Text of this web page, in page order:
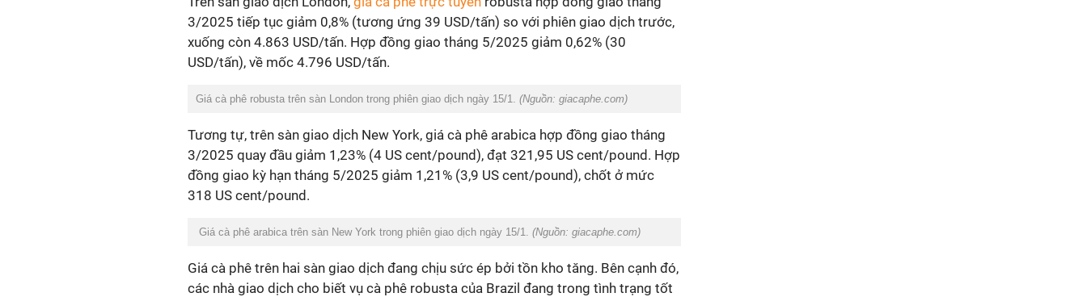
3/2025 tiếp tục giảm 0,8% (tương ứng 39 USD/tấn) so với phiên giao dịch trước,
xuống còn 4.863 USD/tấn. Hợp đồng giao tháng 5/2025 giảm 0,62% (30
USD/tấn), về mốc 4.796 USD/tấn.
Giá cà phê robusta trên sàn London trong phiên giao dịch ngày 15/1. (Nguồn: giacaphe.com)
Tương tự, trên sàn giao dịch New York, giá cà phê arabica hợp đồng giao tháng
3/2025 quay đầu giảm 1,23% (4 US cent/pound), đạt 321,95 US cent/pound. Hợp
đồng giao kỳ hạn tháng 5/2025 giảm 1,21% (3,9 US cent/pound), chốt ở mức
318 US cent/pound.
Giá cà phê arabica trên sàn New York trong phiên giao dịch ngày 15/1. (Nguồn: giacaphe.com)
Giá cà phê trên hai sàn giao dịch đang chịu sức ép bởi tồn kho tăng. Bên cạnh đó,
các nhà giao dịch cho biết vụ cà phê robusta của Brazil đang trong tình trạng tốt